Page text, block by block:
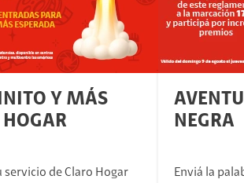
Y MÁS
de Claro Hogar
NEGRA
Enviá la